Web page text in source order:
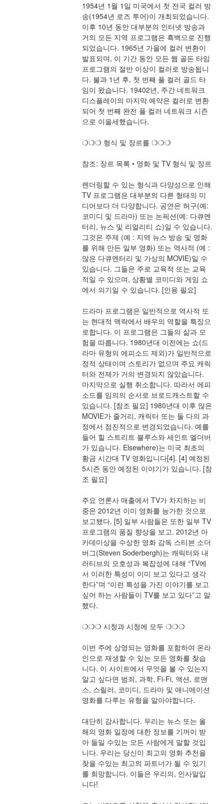
1954년 1월 1일 미국에서 첫 전국 컬러 방
송(1954년 로즈 투어)이 개최되었습니다.
이후 10년 동안 대부분의 인터넷 방송과
거의 모든 지역 프로그램은 흑백으로 진행
되었습니다. 1965년 가을에 컬러 변환이
발표되며, 이 기간 동안 모든 웹 골든 타임
프로그램의 절반 이상이 컬러로 방송됩니
다. 불과 1년 후, 첫 번째 풀 컬러 골드 타
임이 왔습니다. 19402년, 주간 네트워크
디스플레이의 마지막 예약은 컬러로 변환
되어 첫 번째 완전 풀 컬러 네트워크 시즌
으로 이을세했습니다.
❍❍❍ 형식 및 장르를 ❍❍❍
참조: 장르 목록 • 영화 및 TV 형식 및 장르
렌더링할 수 있는 형식과 다양성으로 인해
TV 프로그램은 대부분의 다른 형태의 미
디어보다 더 다양합니다. 공연은 허구(예:
코미디 및 드라마) 또는 논픽션(예: 다큐멘
터리, 뉴스 및 리얼리티 쇼)일 수 있습니다.
그것은 주제 (예 : 지역 뉴스 방송 및 영화
를 위해 만든 일부 영화) 또는 역사적 (예 :
많은 다큐멘터리 및 가상의 MOVIE)일 수
있습니다. 그들은 주로 교육적 또는 교육
적일 수 있으며, 상황별 코미디와 게임 쇼
에서 의기일 수 있습니다. [인용 필요]
드라마 프로그램은 일반적으로 역사적 또
는 현대적 맥락에서 배우의 역할을 특징으
로합니다. 이 프로그램은 그들의 삶과 모
험을 따릅니다. 1980년대 이전에는 쇼(드
라마 유형의 에피소드 제외)가 일반적으로
정적 상태이며 스토리가 없으며 주요 캐릭
터와 전제가 거의 변경되지 않았습니다.
마지막으로 실행 취소합니다. 따라서 에피
소드를 임의의 순서로 브로드캐스트할 수
있습니다. [참조 필요] 1980년대 이후 많은
MOVIE가 줄거리, 캐릭터 또는 둘 다의 과
정에서 점진적으로 변경되었습니다. 예를
들어 힐 스트리트 블루스와 세인트 엘더버
가 있습니다. Elsewhere)는 미국 최초의
황금 시간대 TV 영화입니다[4]. [4] 예정된
5시즌 동안 예정된 이야기가 있습니다. [참
조 필요]
주요 언론사 매출에서 TV가 차지하는 비
중은 2012년 이미 영화를 능가한 것으로
보고됐다. [5] 일부 사람들은 또한 일부 TV
프로그램의 품질 향상을 보고. 2012년 아
카데미상을 수상한 영화 감독 스티븐 소더
버그(Steven Soderbergh)는 캐릭터와 내
러티브의 모호성과 복잡성에 대해 “TV에
서 이러한 특성이 이미 보고 있다고 생각
한다”며 “이런 특성을 가진 이야기를 보고
싶어 하는 사람들이 TV를 보고 있다”고 말
했다.
❍❍❍ 시청과 시청에 모두 ❍❍❍
이번 주에 상영되는 영화를 포함하여 온라
인으로 재생할 수 있는 모든 영화를 찾습
니다. 이 사이트에서 무엇을 볼 수 있는지
알고 싶다면 범죄, 과학, Fi-Fi, 액션, 로맨
스, 스릴러, 코미디, 드라마 및 애니메이션
영화를 다루는 유형을 알아야합니다.
대단히 감사합니다. 우리는 뉴스 또는 올
해의 영화 일정에 대한 정보를 기꺼이 받
아 들일 수있는 모든 사람에게 말할 것입
니다. 우리는 당신이 최고의 영화 추천을
찾을 수있는 최고의 파트너가 될 수 있기
를 희망합니다. 이들은 우리의, 인사말입
니다!